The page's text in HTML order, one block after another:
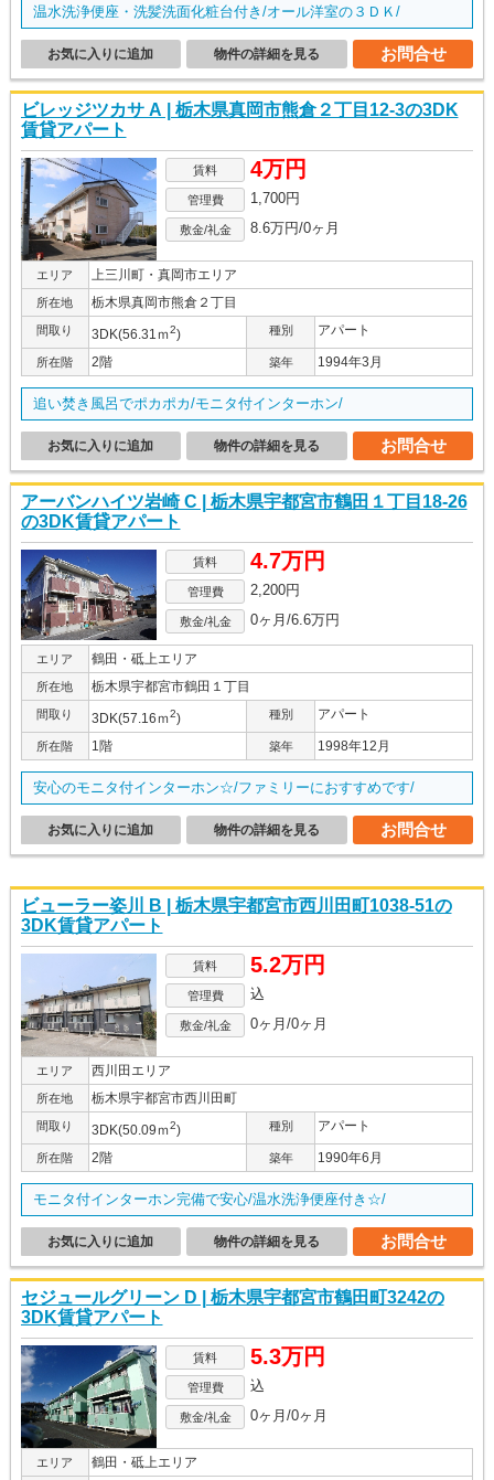
温水洗浄便座・洗髪洗面化粧台付き/オール洋室の３ＤＫ/
お問合せ
物件の詳細を見る
お気に入りに追加
ビレッジツカサ A | 栃木県真岡市熊倉２丁目12-3の3DK
賃貸アパート
賃料 4万円
管理費 1,700円
敷金/礼金 8.6万円/0ヶ月
エリア 上三川町・真岡市エリア
所在地 栃木県真岡市熊倉２丁目
間取り 3DK(56.31ｍ2) 種別 アパート
所在階 2階 築年 1994年3月
追い焚き風呂でポカポカ/モニタ付インターホン/
お問合せ
物件の詳細を見る
お気に入りに追加
アーバンハイツ岩崎 C | 栃木県宇都宮市鶴田１丁目18-26
の3DK賃貸アパート
賃料 4.7万円
管理費 2,200円
敷金/礼金 0ヶ月/6.6万円
エリア 鶴田・砥上エリア
所在地 栃木県宇都宮市鶴田１丁目
間取り 3DK(57.16ｍ2) 種別 アパート
所在階 1階 築年 1998年12月
安心のモニタ付インターホン☆/ファミリーにおすすめです/
お問合せ
物件の詳細を見る
お気に入りに追加
ビューラー姿川 B | 栃木県宇都宮市西川田町1038-51の
3DK賃貸アパート
賃料 5.2万円
管理費 込
敷金/礼金 0ヶ月/0ヶ月
エリア 西川田エリア
所在地 栃木県宇都宮市西川田町
間取り 3DK(50.09ｍ2) 種別 アパート
所在階 2階 築年 1990年6月
モニタ付インターホン完備で安心/温水洗浄便座付き☆/
お問合せ
物件の詳細を見る
お気に入りに追加
セジュールグリーン D | 栃木県宇都宮市鶴田町3242の
3DK賃貸アパート
賃料 5.3万円
管理費 込
敷金/礼金 0ヶ月/0ヶ月
エリア 鶴田・砥上エリア